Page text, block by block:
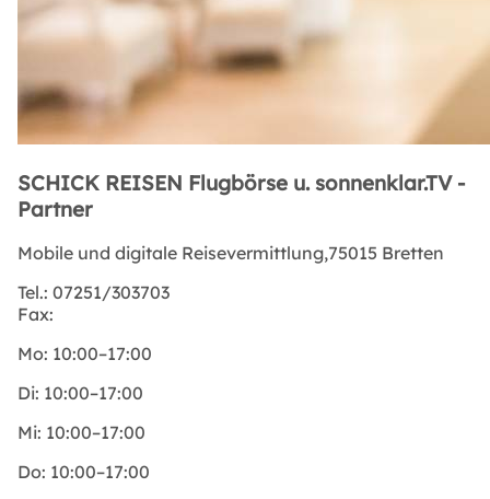
SCHICK REISEN Flugbörse u. sonnenklar.TV -
Partner
Mobile und digitale Reisevermittlung,75015 Bretten
Tel.: 07251/303703
Fax:
Mo: 10:00–17:00
Di: 10:00–17:00
Mi: 10:00–17:00
Do: 10:00–17:00